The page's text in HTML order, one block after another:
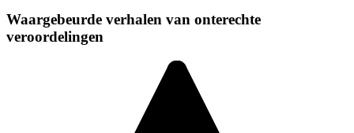
Waargebeurde verhalen van onterechte
veroordelingen